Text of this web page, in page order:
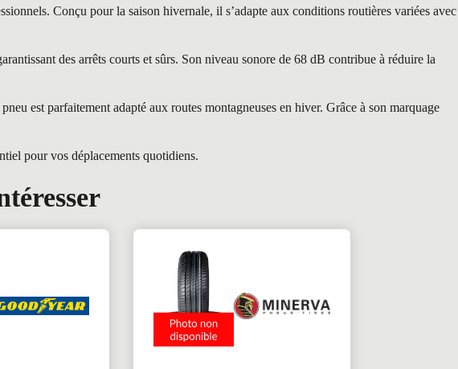
Conçu pour la saison hivernale, il s’adapte aux conditions routières variées avec
des arrêts courts et sûrs. Son niveau sonore de 68 dB contribue à réduire la
est parfaitement adapté aux routes montagneuses en hiver. Grâce à son marquage
pour vos déplacements quotidiens.